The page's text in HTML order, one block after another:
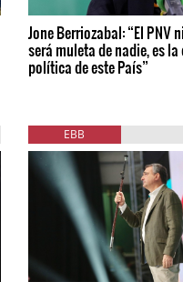
Jone Berriozabal: “El PNV
será muleta de nadie, es
política de este País”
EBB